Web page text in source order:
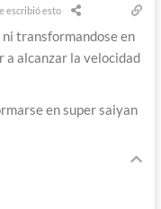
escribió esto
ni transformandose en
a alcanzar la velocidad
en super saiyan